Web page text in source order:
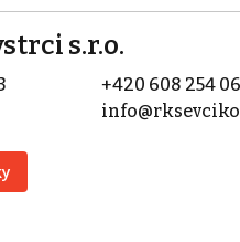
s.r.o.
+420 608 254